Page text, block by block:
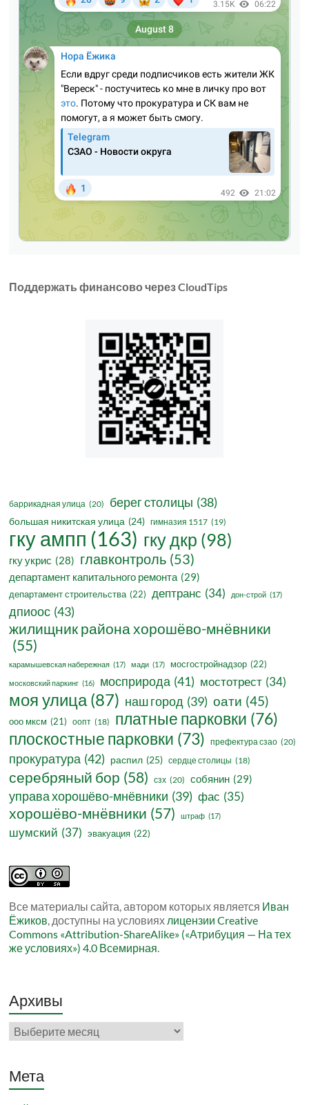
Поддержать финансово через CloudTips
баррикадная улица (20) берег столицы (38)
большая никитская улица (24) гимназия 1517 (19)
гку ампп (163) гку дкр (98)
гку укрис (28) главконтроль (53)
департамент капитального ремонта (29)
департамент строительства (22) дептранс (34) дон-строй (17)
дпиоос (43)
жилищник района хорошёво-мнёвники
(55)
карамышевская набережная (17) мади (17) мосгостройнадзор (22)
московский паркинг (16) мосприрода (41) мостотрест (34)
моя улица(87) наш город (39) оати (45)
ооо мксм (21) оопт (18) платные парковки (76)
плоскостные парковки (73) префектура сзао (20)
прокуратура (42) распил (25) сердце столицы (18)
серебряный бор (58) сзх (20) собянин (29)
управа хорошёво-мнёвники (39) фас (35)
хорошёво-мнёвники (57) штраф (17)
шумский (37) эвакуация (22)
Все материалы сайта, автором которых является Иван
Ёжиков, доступны на условиях лицензии Creative
Commons «Attribution-ShareAlike» («Атрибуция — На тех
же условиях») 4.0 Всемирная.
Архивы
Архивы
Мета